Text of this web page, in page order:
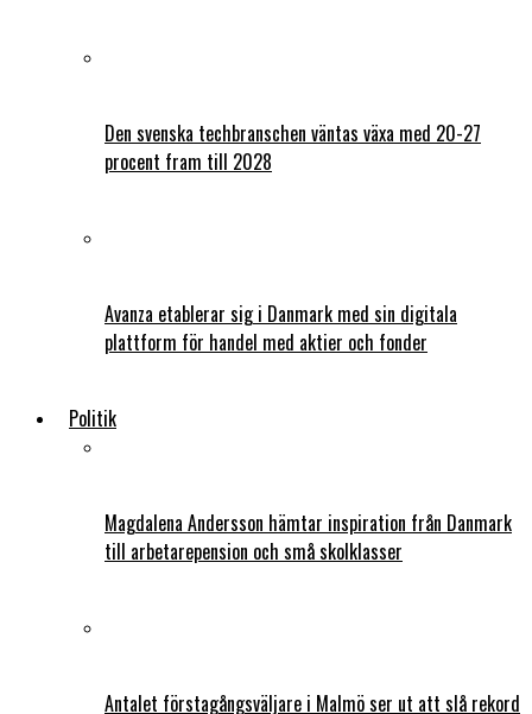
Den svenska techbranschen väntas växa med 20-27
procent fram till 2028
Avanza etablerar sig i Danmark med sin digitala
plattform för handel med aktier och fonder
Politik
Magdalena Andersson hämtar inspiration från Danmark
till arbetarepension och små skolklasser
Antalet förstagångsväljare i Malmö ser ut att slå rekord